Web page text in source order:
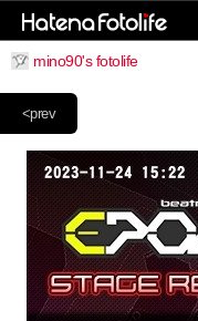
mino90's fotolife
<prev